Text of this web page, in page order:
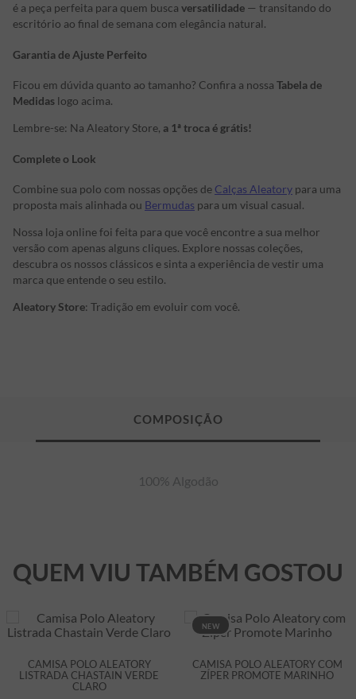
é a peça perfeita para quem busca versatilidade — transitando do
escritório ao final de semana com elegância natural.
Garantia de Ajuste Perfeito
Ficou em dúvida quanto ao tamanho? Confira a nossa Tabela de
Medidas logo acima.
Lembre-se: Na Aleatory Store, a 1ª troca é grátis!
Complete o Look
Combine sua polo com nossas opções de Calças Aleatory para uma
proposta mais alinhada ou Bermudas para um visual casual.
Nossa loja online foi feita para que você encontre a sua melhor
versão com apenas alguns cliques. Explore nossas coleções,
descubra os nossos clássicos e sinta a experiência de vestir uma
marca que entende o seu estilo.
Aleatory Store: Tradição em evoluir com você.
100% Algodão
QUEM VIU TAMBÉM GOSTOU
CAMISA POLO ALEATORY
LISTRADA CHASTAIN VERDE
CLARO
NEW
CAMISA POLO ALEATORY COM
ZÍPER PROMOTE MARINHO